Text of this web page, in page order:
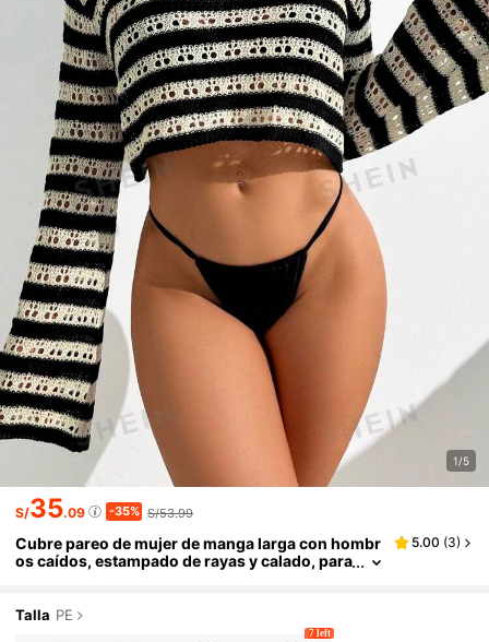
1/5
S/35.09 -35% S/53.99
Cubre pareo de mujer de manga larga con hombr
os caídos, estampado de rayas y calado, para
5.00 (3)
Talla PE
7 left